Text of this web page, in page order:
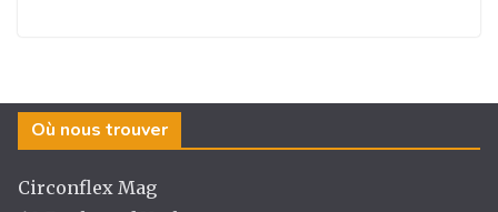
Où nous trouver
Circonflex Mag